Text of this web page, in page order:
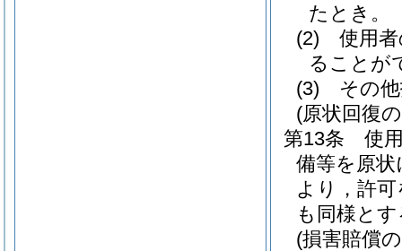
たとき。
(2)
使用
ることが
(3)
その
(原状回復
第13条
使
備等を原
より，許
も同様と
(損害賠償